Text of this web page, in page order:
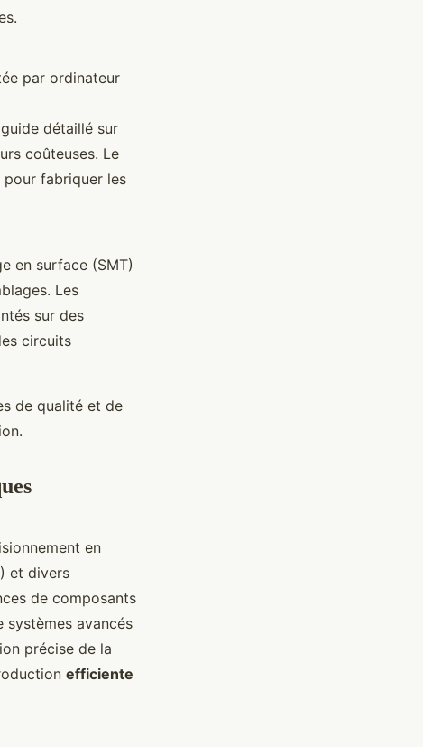
par ordinateur
détaillé sur
coûteuses. Le
pour fabriquer les
en surface (SMT)
Les
sur des
circuits
de qualité et de
en
et divers
de composants
avancés
précise de la
efficiente